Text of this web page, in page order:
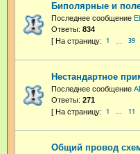
Биполярные и
Последнее сообщение
Ответы: 834
1 39
Нестандартное
Последнее сообщение
Ответы: 271
1 … 11
Общий провод